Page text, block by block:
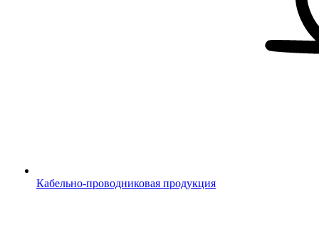
Кабельно-проводниковая продукция